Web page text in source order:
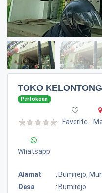
TOKO
Pertokoan
Favorite
Whatsapp
Alamat : Bumirejo,
Desa
: Bumirejo